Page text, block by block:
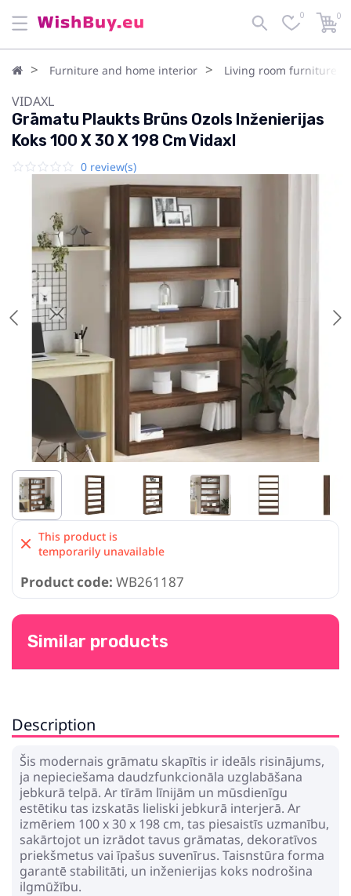
0 0
Furniture and home interior Living room furniture
VIDAXL
Grāmatu Plaukts Brūns Ozols Inženierijas
Koks 100 X 30 X 198 Cm Vidaxl
0 review(s)
This product is
temporarily unavailable
Product code: WB261187
Similar products
Description
Šis modernais grāmatu skapītis ir ideāls risinājums,
ja nepieciešama daudzfunkcionāla uzglabāšana
jebkurā telpā. Ar tīrām līnijām un mūsdienīgu
estētiku tas izskatās lieliski jebkurā interjerā. Ar
izmēriem 100 x 30 x 198 cm, tas piesaistīs uzmanību,
sakārtojot un izrādot tavus grāmatas, dekoratīvos
priekšmetus vai īpašus suvenīrus. Taisnstūra forma
garantē stabilitāti, un inženierijas koks nodrošina
ilgmūžību.